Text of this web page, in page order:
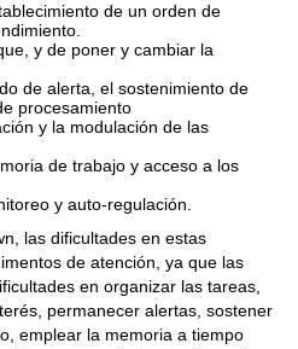
de un orden de
y de poner y cambiar la
de alerta, el sostenimiento de
procesamiento
y la modulación de las
de trabajo y acceso a los
y auto-regulación.
las dificultades en estas
de atención, ya que las
en organizar las tareas,
permanecer alertas, sostener
emplear la memoria a tiempo